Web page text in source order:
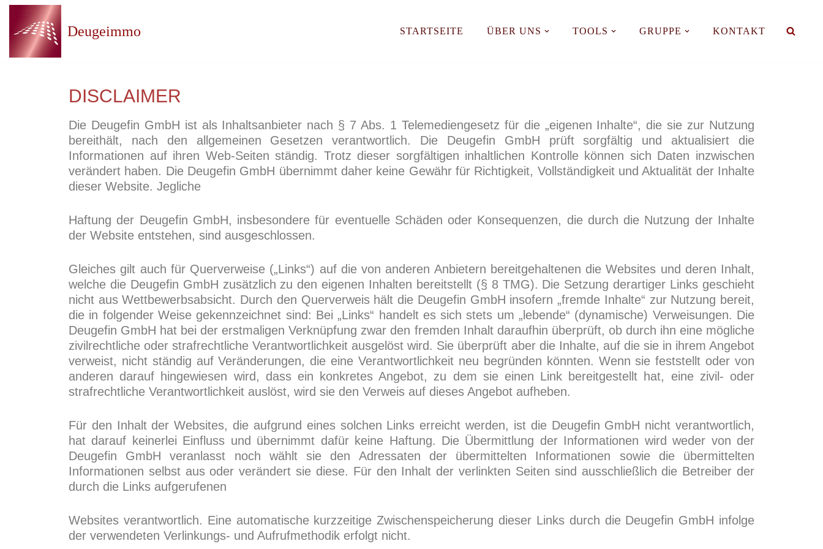
Zum
Inhalt
Deugeimmo STARTSEITE ÜBER UNS TOOLS GRUPPE KONTAKT
DISCLAIMER
Die Deugefin GmbH ist als Inhaltsanbieter nach § 7 Abs. 1 Telemediengesetz für die „eigenen Inhalte“, die sie zur Nutzung
bereithält, nach den allgemeinen Gesetzen verantwortlich. Die Deugefin GmbH prüft sorgfältig und aktualisiert die
Informationen auf ihren Web-Seiten ständig. Trotz dieser sorgfältigen inhaltlichen Kontrolle können sich Daten inzwischen
verändert haben. Die Deugefin GmbH übernimmt daher keine Gewähr für Richtigkeit, Vollständigkeit und Aktualität der Inhalte
dieser Website. Jegliche
Haftung der Deugefin GmbH, insbesondere für eventuelle Schäden oder Konsequenzen, die durch die Nutzung der Inhalte
der Website entstehen, sind ausgeschlossen.
Gleiches gilt auch für Querverweise („Links“) auf die von anderen Anbietern bereitgehaltenen die Websites und deren Inhalt,
welche die Deugefin GmbH zusätzlich zu den eigenen Inhalten bereitstellt (§ 8 TMG). Die Setzung derartiger Links geschieht
nicht aus Wettbewerbsabsicht. Durch den Querverweis hält die Deugefin GmbH insofern „fremde Inhalte“ zur Nutzung bereit,
die in folgender Weise gekennzeichnet sind: Bei „Links“ handelt es sich stets um „lebende“ (dynamische) Verweisungen. Die
Deugefin GmbH hat bei der erstmaligen Verknüpfung zwar den fremden Inhalt daraufhin überprüft, ob durch ihn eine mögliche
zivilrechtliche oder strafrechtliche Verantwortlichkeit ausgelöst wird. Sie überprüft aber die Inhalte, auf die sie in ihrem Angebot
verweist, nicht ständig auf Veränderungen, die eine Verantwortlichkeit neu begründen könnten. Wenn sie feststellt oder von
anderen darauf hingewiesen wird, dass ein konkretes Angebot, zu dem sie einen Link bereitgestellt hat, eine zivil- oder
strafrechtliche Verantwortlichkeit auslöst, wird sie den Verweis auf dieses Angebot aufheben.
Für den Inhalt der Websites, die aufgrund eines solchen Links erreicht werden, ist die Deugefin GmbH nicht verantwortlich,
hat darauf keinerlei Einfluss und übernimmt dafür keine Haftung. Die Übermittlung der Informationen wird weder von der
Deugefin GmbH veranlasst noch wählt sie den Adressaten der übermittelten Informationen sowie die übermittelten
Informationen selbst aus oder verändert sie diese. Für den Inhalt der verlinkten Seiten sind ausschließlich die Betreiber der
durch die Links aufgerufenen
Websites verantwortlich. Eine automatische kurzzeitige Zwischenspeicherung dieser Links durch die Deugefin GmbH infolge
der verwendeten Verlinkungs- und Aufrufmethodik erfolgt nicht.